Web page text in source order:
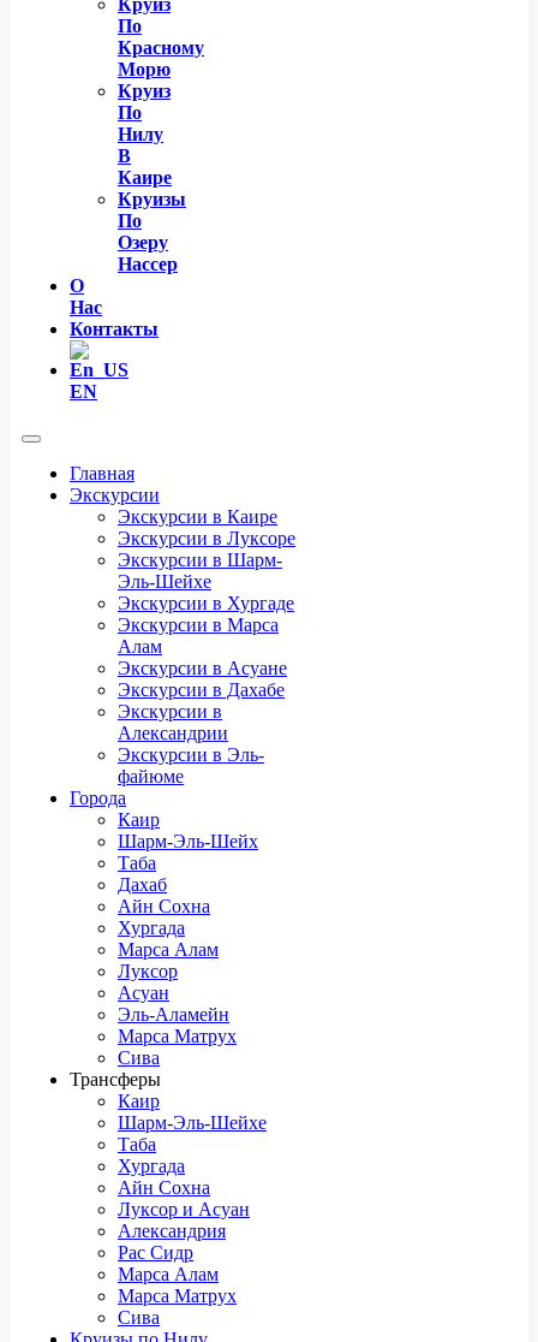
Круиз
По
Красному
Морю
Круиз
По
Нилу
В
Каире
Круизы
По
Озеру
Нассер
О
Нас
Контакты
EN
Главная
Экскурсии
Экскурсии в Каире
Экскурсии в Луксоре
Экскурсии в Шарм-
Эль-Шейхе
Экскурсии в Хургаде
Экскурсии в Марса
Алам
Экскурсии в Асуане
Экскурсии в Дахабе
Экскурсии в
Александрии
Экскурсии в Эль-
файюме
Города
Каир
Шарм-Эль-Шейх
Таба
Дахаб
Айн Сохна
Хургада
Марса Алам
Луксор
Асуан
Эль-Аламейн
Марса Матрух
Сива
Трансферы
Каир
Шарм-Эль-Шейхе
Таба
Хургада
Айн Сохна
Луксор и Асуан
Александрия
Рас Сидр
Марса Алам
Марса Матрух
Сива